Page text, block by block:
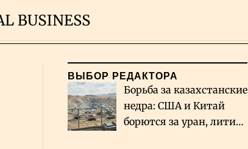
ВЫБОР РЕДАКТОРА
Борьба за казахстанские
недра: США и Китай
борются за уран, литий